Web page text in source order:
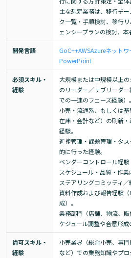
主な想定業務は、移行チ
ク一覧・手順検討、移行
ェンシープランの検討、本
開発言語 GoC++AWSAzureネットワ
PowerPoint
必須スキル・
経験
大規模または中規模以上
のリーダー／サブリーダ
での一連のフェーズ経験）。
小売・流通系、もしくは
在庫・会計など）の刷新
経験。
進捗管理・課題管理・タ
的に行った経験。
ベンダーコントロール経
スケジュール・品質・作業
ステアリングコミッティ
資料作成および報告経験
成）。
業務部門（店舗、物流、
ケジュール調整や合意形成
尚可スキル・
経験
小売業界（総合小売、専
など）での業務知識やプロ